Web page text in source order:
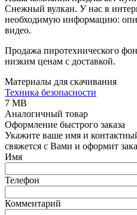
Снежный вулкан. У нас в
необходимую информацию:
видео.
Продажа пиротехнического
низким ценам с доставкой.
Материалы для скачивания
Техника безопасности
7 MB
Аналогичный товар
Оформление быстрого заказа
Укажите ваше имя и
свяжется с Вами и оформит
Имя
Телефон
Комментарий